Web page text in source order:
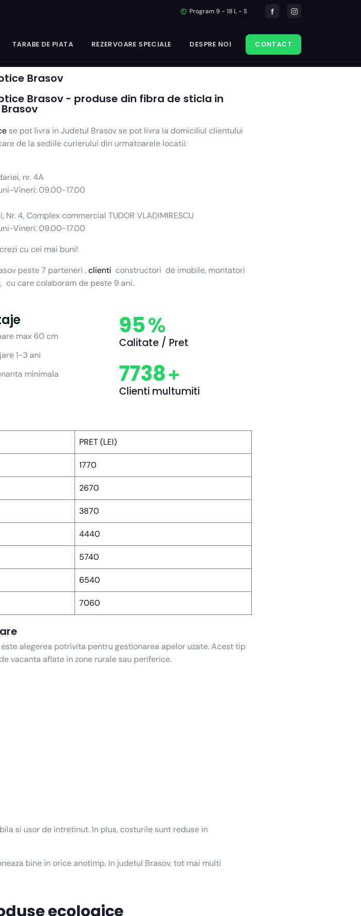
Program 9 - 18 L - S
TARABE DE PIATA REZERVOARE SPECIALE DESPRE NOI CONTACT
Brasov
Brasov - produse din fibra de sticla in
se pot livra in Judetul Brasov se pot livra la domiciliul clientului
de la sediile curierului din urmatoarele locatii:
nr. 4A
Vineri: 09.00-17.00
Nr. 4, Complex commercial TUDOR VLADIMIRESCU
Vineri: 09.00-17.00
cu cei mai buni!
peste 7 parteneri , clienti constructori de imobile, montatori
cu care colaboram de peste 9 ani.
max 60 cm
1-3 ani
minimala
96%
Calitate / Pret
7856+
Clienti multumiti
PRET (LEI)
1770
2670
3870
4440
5740
6540
7060
este alegerea potrivita pentru gestionarea apelor uzate. Acest tip
vacanta aflate in zone rurale sau periferice.
si usor de intretinut. In plus, costurile sunt reduse in
bine in orice anotimp. In judetul Brasov, tot mai multi
ecologice